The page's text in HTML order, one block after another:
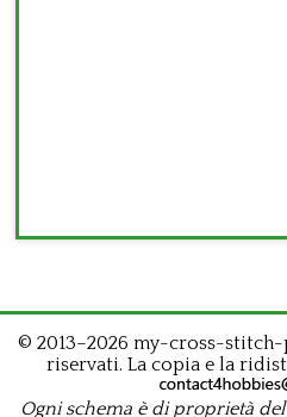
© 2013–2026 my-cross-
riservati. La copia e la
Ogni schema è di proprietà